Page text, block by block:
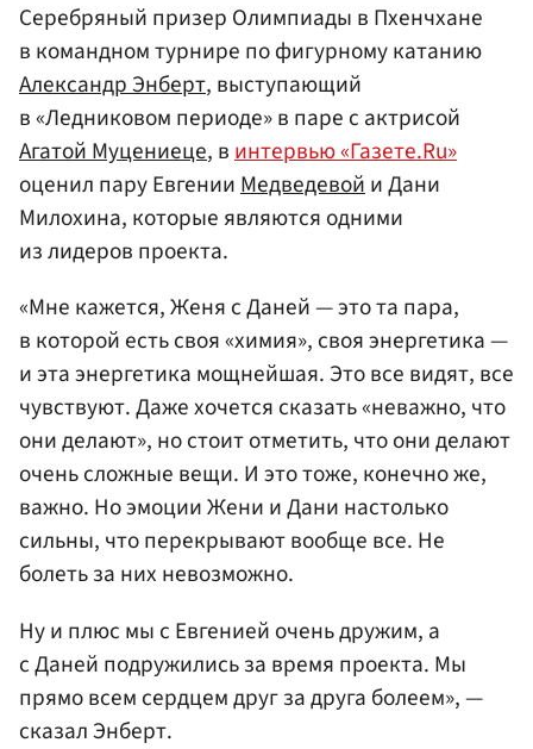
Серебряный призер Олимпиады в Пхенчхане
в командном турнире по фигурному катанию
Александр Энберт, выступающий
в «Ледниковом периоде» в паре с актрисой
Агатой Муцениеце, винтервью «Газете.Ru»
оценил пару ЕвгенииМедведевойи Дани
Милохина, которые являются одними
из лидеров проекта.
«Мне кажется, Женя с Даней — это та пара,
в которой есть своя «химия», своя энергетика —
и эта энергетика мощнейшая. Это все видят, все
чувствуют. Даже хочется сказать «неважно, что
они делают», но стоит отметить, что они делают
очень сложные вещи. И это тоже, конечно же,
важно. Но эмоции Жени и Дани настолько
сильны, что перекрывают вообще все. Не
болеть за них невозможно.
Ну и плюс мы с Евгенией очень дружим, а
с Даней подружились за время проекта. Мы
прямо всем сердцем друг за друга болеем», —
сказал Энберт.